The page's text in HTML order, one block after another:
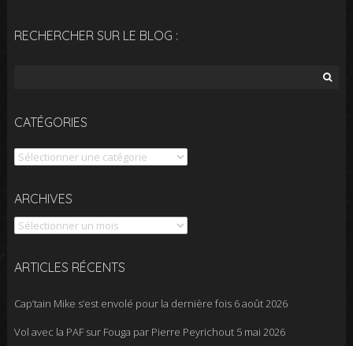
RECHERCHER SUR LE BLOG :
CATÉGORIES
Catégories
ARCHIVES
Archives
ARTICLES RÉCENTS
Cap’tain Mike s’est envolé pour la dernière fois 6 août 2026
Vol avec la PAF sur Fouga par Pierre Peyrichout 5 mai 2026